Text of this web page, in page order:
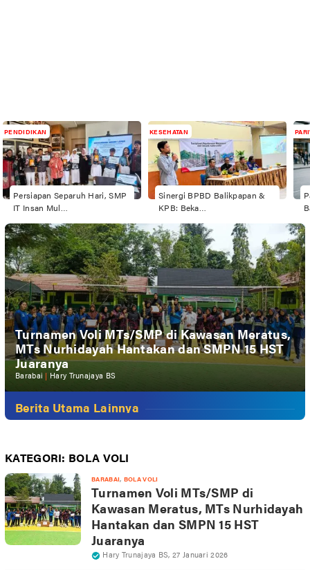
PENDIDIKAN
Persiapan Separuh Hari, SMP
IT Insan Mul…
KESEHATAN
Sinergi BPBD Balikpapan &
KPB: Beka…
Turnamen Voli MTs/SMP di Kawasan Meratus,
MTs Nurhidayah Hantakan dan SMPN 15 HST
Juaranya
Barabai | Hary Trunajaya BS
Berita Utama Lainnya
KATEGORI: BOLA VOLI
BARABAI, BOLA VOLI
Turnamen Voli MTs/SMP di
Kawasan Meratus, MTs Nurhidayah
Hantakan dan SMPN 15 HST
Juaranya
Hary Trunajaya BS,27 Januari 2026